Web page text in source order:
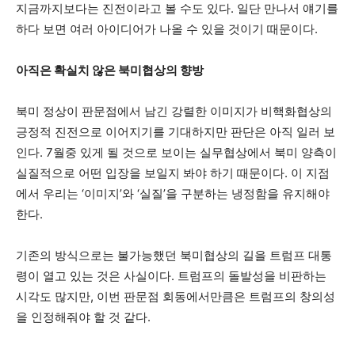
지금까지보다는 진전이라고 볼 수도 있다. 일단 만나서 얘기를
하다 보면 여러 아이디어가 나올 수 있을 것이기 때문이다.
아직은 확실치 않은 북미협상의 향방
북미 정상이 판문점에서 남긴 강렬한 이미지가 비핵화협상의
긍정적 진전으로 이어지기를 기대하지만 판단은 아직 일러 보
인다. 7월중 있게 될 것으로 보이는 실무협상에서 북미 양측이
실질적으로 어떤 입장을 보일지 봐야 하기 때문이다. 이 지점
에서 우리는 ‘이미지’와 ‘실질’을 구분하는 냉정함을 유지해야
한다.
기존의 방식으로는 불가능했던 북미협상의 길을 트럼프 대통
령이 열고 있는 것은 사실이다. 트럼프의 돌발성을 비판하는
시각도 많지만, 이번 판문점 회동에서만큼은 트럼프의 창의성
을 인정해줘야 할 것 같다.